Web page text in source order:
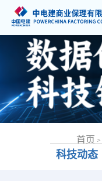
首页 >
科技动态